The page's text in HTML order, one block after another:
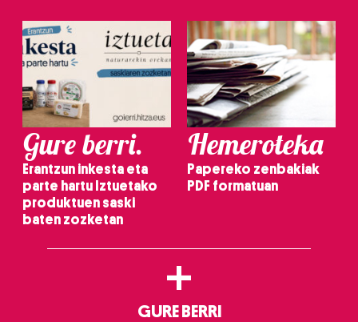
Gure berri.
Erantzun inkesta eta
parte hartu Iztuetako
produktuen saski
baten zozketan
Hemeroteka
Papereko zenbakiak
PDF formatuan
+
GURE BERRI